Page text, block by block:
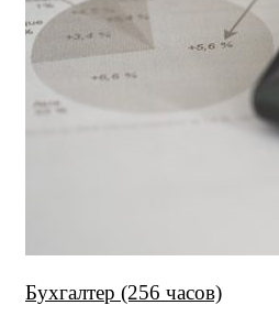
Бухгалтер (256 часов)